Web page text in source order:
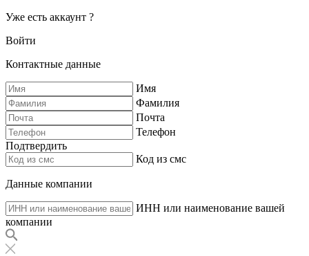
Уже есть аккаунт ?
Войти
Контактные данные
Имя
Фамилия
Почта
Телефон
Подтвердить
Код из смс
Данные компании
ИНН или наименование вашей
компании